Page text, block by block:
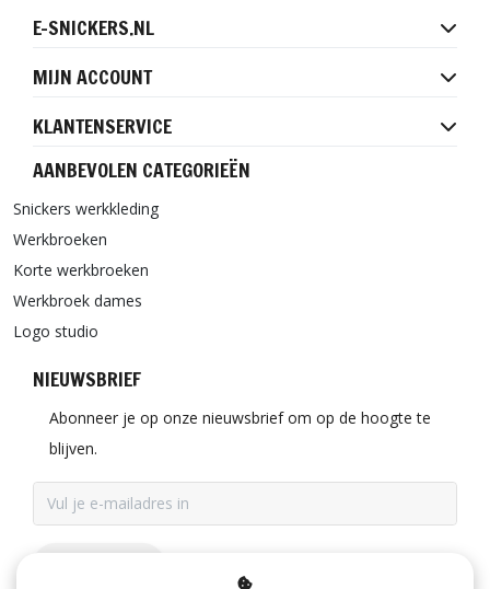
E-SNICKERS.NL
MIJN ACCOUNT
KLANTENSERVICE
AANBEVOLEN CATEGORIEËN
Snickers werkkleding
Werkbroeken
Korte werkbroeken
Werkbroek dames
Logo studio
NIEUWSBRIEF
Abonneer je op onze nieuwsbrief om op de hoogte te
blijven.